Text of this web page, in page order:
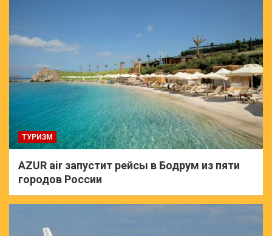
ТУРИЗМ
AZUR air запустит рейсы в Бодрум из пяти
городов России